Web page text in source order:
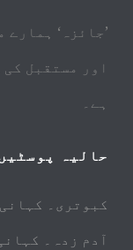
’جائزہ‘
اور مستقبل
ہے۔
حالیہ
کبوتری۔
آدم زدہ۔